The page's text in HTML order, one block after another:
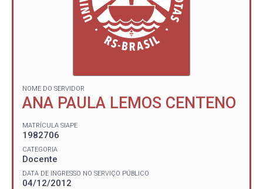
NOME DO SERVIDOR
ANA PAULA LEMOS CENTENO
MATRÍCULA SIAPE
1982706
CATEGORIA
Docente
DATA DE INGRESSO NO SERVIÇO PÚBLICO
04/12/2012